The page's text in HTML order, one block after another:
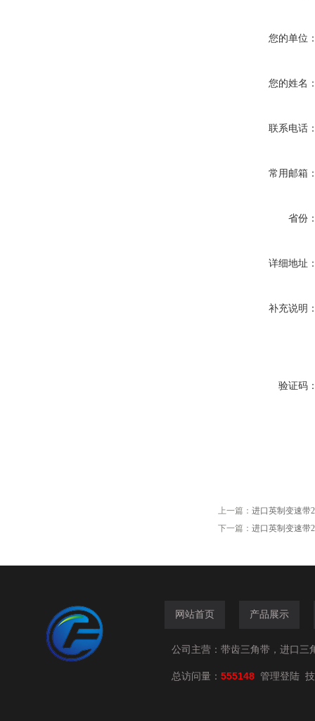
您的单位
您的姓名
联系电话
常用邮箱
省份
详细地址
补充说明
验证码
上一篇： 进口英制变速带
下一篇： 进口英制变速带
网站首页 产品展示
公司主营：带齿三角带，进口三
总访问量： 555148 管理登陆